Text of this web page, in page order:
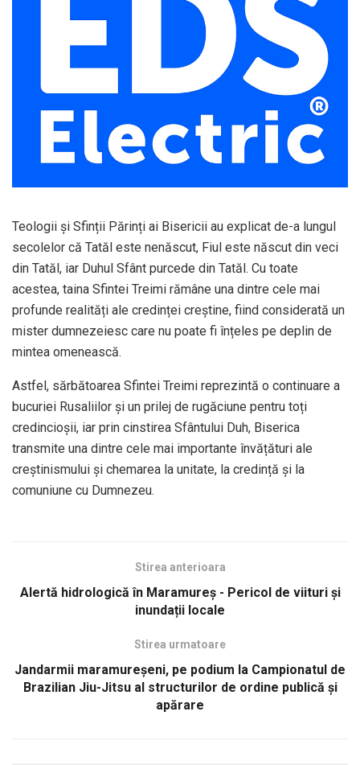
Teologii și Sfinții Părinți ai Bisericii au explicat de-a lungul
secolelor că Tatăl este nenăscut, Fiul este născut din veci
din Tatăl, iar Duhul Sfânt purcede din Tatăl. Cu toate
acestea, taina Sfintei Treimi rămâne una dintre cele mai
profunde realități ale credinței creștine, fiind considerată un
mister dumnezeiesc care nu poate fi înțeles pe deplin de
mintea omenească.
Astfel, sărbătoarea Sfintei Treimi reprezintă o continuare a
bucuriei Rusaliilor și un prilej de rugăciune pentru toți
credincioșii, iar prin cinstirea Sfântului Duh, Biserica
transmite una dintre cele mai importante învățături ale
creștinismului și chemarea la unitate, la credință și la
comuniune cu Dumnezeu.
Stirea anterioara
Alertă hidrologică în Maramureș - Pericol de viituri și
inundații locale
Stirea urmatoare
Jandarmii maramureșeni, pe podium la Campionatul de
Brazilian Jiu-Jitsu al structurilor de ordine publică și
apărare